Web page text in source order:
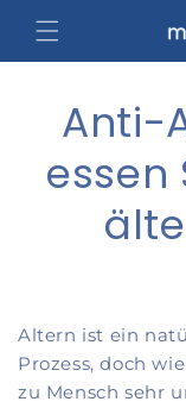
zum
Inhalt
Anti-
essen
Altern ist ein
Prozess, doch
zu Mensch sehr